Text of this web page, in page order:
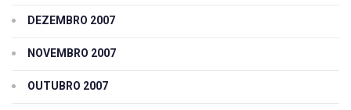
DEZEMBRO 2007
NOVEMBRO 2007
OUTUBRO 2007